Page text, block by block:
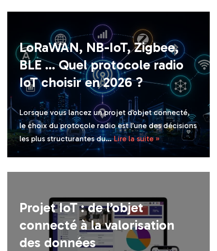
LoRaWAN, NB-IoT, Zigbee,
BLE … Quel protocole radio
IoT choisir en 2026 ?
Lorsque vous lancez un projet d’objet connecté,
le choix du protocole radio est l’une des décisions
les plus structurantes du…Lire la suite »
Projet IoT : de l’objet
connecté à la valorisation
des données